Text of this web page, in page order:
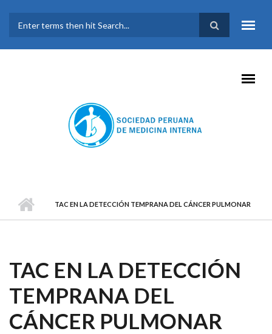
FORMULARIO DE
BÚSQUEDA
TAC EN LA DETECCIÓN TEMPRANA DEL CÁNCER PULMONAR
TAC EN LA DETECCIÓN
TEMPRANA DEL
CÁNCER PULMONAR